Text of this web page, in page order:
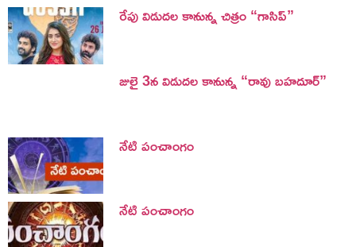
రేపు విడుదల కానున్న చిత్రం “గాసిప్”
జులై 3న విడుదల కానున్న “రావు బహదూర్”
నేటి పంచాంగం
నేటి పంచాంగం